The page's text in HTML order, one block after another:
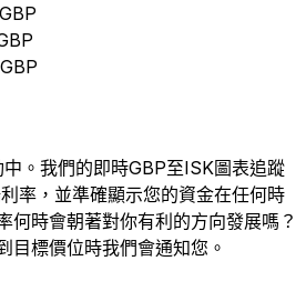
GBP
GBP
。我們的即時GBP至ISK圖表追蹤
率，並準確顯示您的資金在任何時
何時會朝著對你有利的方向發展嗎？
目標價位時我們會通知您。